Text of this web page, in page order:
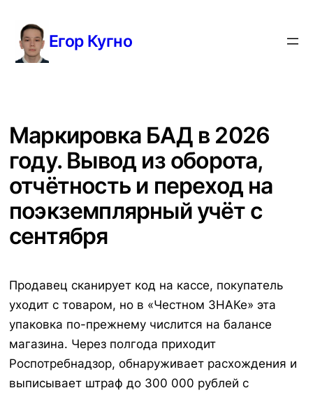
содержимому
Егор Кугно
Маркировка БАД в 2026
году. Вывод из оборота,
отчётность и переход на
поэкземплярный учёт с
сентября
Продавец сканирует код на кассе, покупатель
уходит с товаром, но в «Честном ЗНАКе» эта
упаковка по-прежнему числится на балансе
магазина. Через полгода приходит
Роспотребнадзор, обнаруживает расхождения и
выписывает штраф до 300 000 рублей с